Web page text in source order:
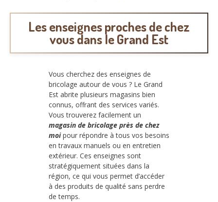
Les enseignes proches de chez
vous dans le Grand Est
Vous cherchez des enseignes de
bricolage autour de vous ? Le Grand
Est abrite plusieurs magasins bien
connus, offrant des services variés.
Vous trouverez facilement un
magasin de bricolage près de chez
moipour répondre à tous vos besoins
en travaux manuels ou en entretien
extérieur. Ces enseignes sont
stratégiquement situées dans la
région, ce qui vous permet d’accéder
à des produits de qualité sans perdre
de temps.